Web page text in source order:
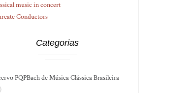
music in concert
Conductors
Categorias
PQPBach de Música Clássica Brasileira